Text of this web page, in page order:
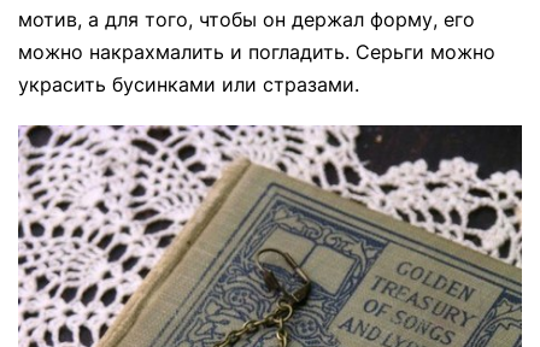
мотив, а для того, чтобы он держал форму, его
можно накрахмалить и погладить. Серьги можно
украсить бусинками или стразами.